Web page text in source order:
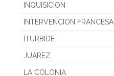
INQUISICION
INTERVENCION FRANCESA
ITURBIDE
JUAREZ
LA COLONIA